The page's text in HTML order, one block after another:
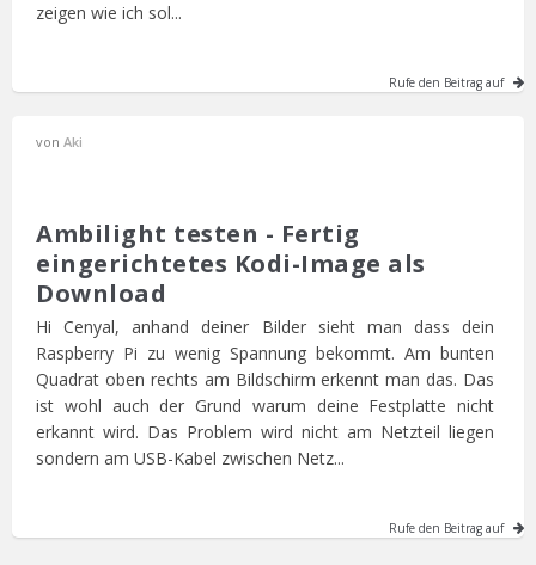
zeigen wie ich sol...
Rufe den Beitrag auf
von Aki
Ambilight testen - Fertig
eingerichtetes Kodi-Image als
Download
Hi Cenyal, anhand deiner Bilder sieht man dass dein
Raspberry Pi zu wenig Spannung bekommt. Am bunten
Quadrat oben rechts am Bildschirm erkennt man das. Das
ist wohl auch der Grund warum deine Festplatte nicht
erkannt wird. Das Problem wird nicht am Netzteil liegen
sondern am USB-Kabel zwischen Netz...
Rufe den Beitrag auf